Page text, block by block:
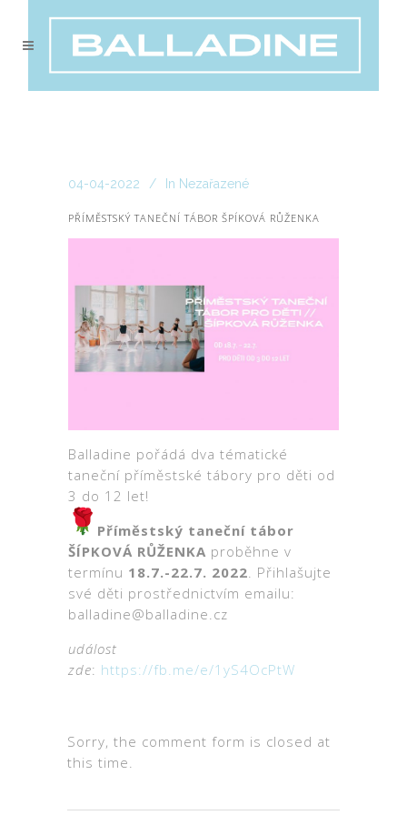
04-04-2022 In Nezařazené
PŘÍMĚSTSKÝ TANEČNÍ TÁBOR ŠPÍKOVÁ RŮŽENKA
Balladine pořádá dva tématické
taneční příměstské tábory pro děti od
3 do 12 let!
Příměstský taneční tábor
ŠÍPKOVÁ RŮŽENKA proběhne v
termínu 18.7.-22.7. 2022 . Přihlašujte
své děti prostřednictvím emailu:
balladine@balladine.cz
událost
zde: https://fb.me/e/1yS4OcPtW
Sorry, the comment form is closed at
this time.